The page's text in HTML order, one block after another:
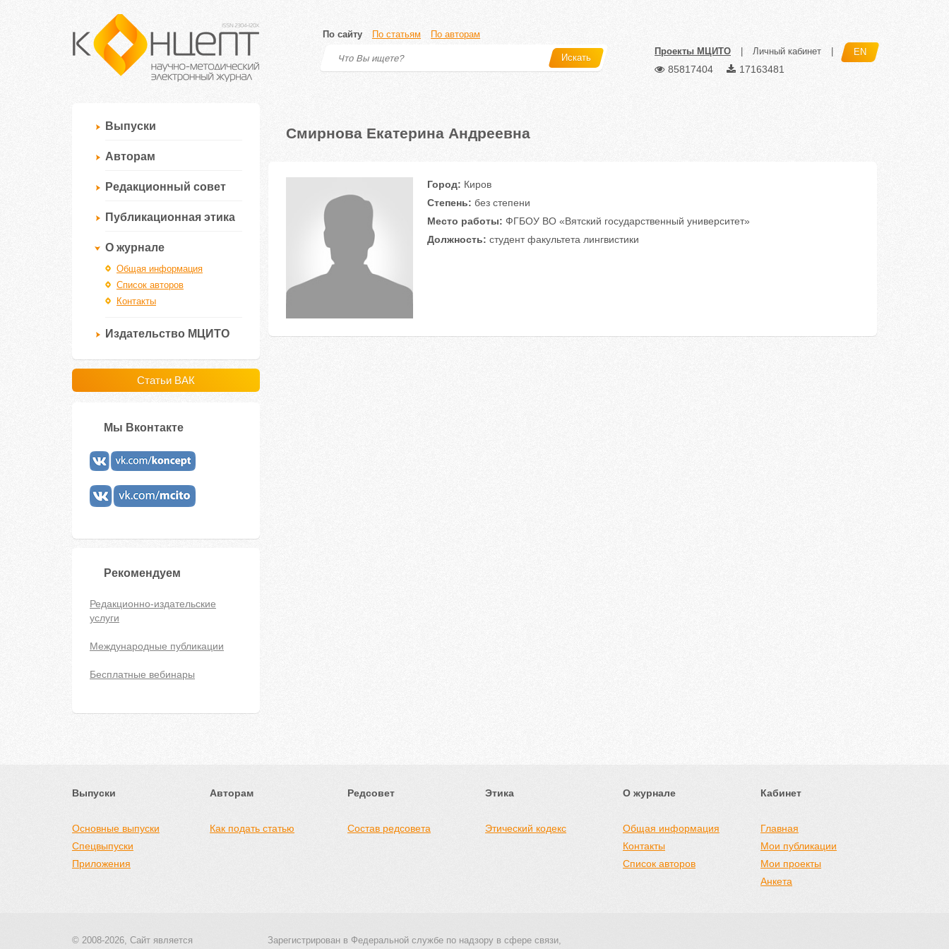
По сайту По статьям По авторам
Искать
Проекты МЦИТО Личный кабинет EN
85817404 17163481
Выпуски
Авторам
Редакционный совет
Публикационная этика
О журнале
Общая информация
Список авторов
Контакты
Издательство МЦИТО
Статьи ВАК
Мы Вконтакте
Рекомендуем
Редакционно-издательские
услуги
Международные публикации
Бесплатные вебинары
Смирнова Екатерина Андреевна
Город: Киров
Степень: без степени
Место работы: ФГБОУ ВО «Вятский государственный университет»
Должность: студент факультета лингвистики
Выпуски
Основные выпуски
Спецвыпуски
Приложения
Авторам
Как подать статью
Редсовет
Состав редсовета
Этика
Этический кодекс
О журнале
Общая информация
Контакты
Список авторов
Кабинет
Главная
Мои публикации
Мои проекты
Анкета
© 2008-2026, Сайт является
Зарегистрирован в Федеральной службе по надзору в сфере связи,